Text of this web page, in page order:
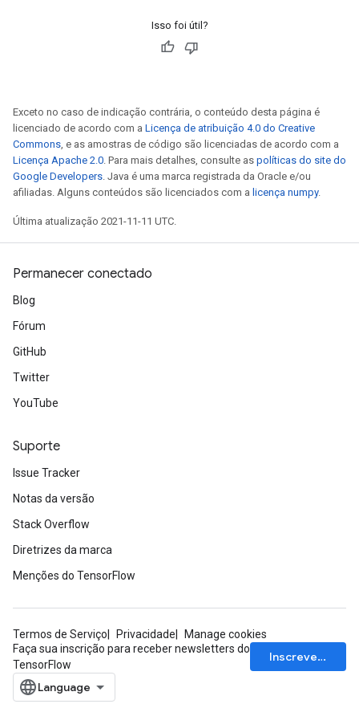
Isso foi útil?
Exceto no caso de indicação contrária, o conteúdo desta página é
licenciado de acordo com a Licença de atribuição 4.0 do Creative
Commons, e as amostras de código são licenciadas de acordo com a
Licença Apache 2.0. Para mais detalhes, consulte as políticas do site do
Google Developers. Java é uma marca registrada da Oracle e/ou
afiliadas. Alguns conteúdos são licenciados com a licença numpy.
Última atualização 2021-11-11 UTC.
Permanecer conectado
Blog
Fórum
GitHub
Twitter
YouTube
Suporte
Issue Tracker
Notas da versão
Stack Overflow
Diretrizes da marca
Menções do TensorFlow
Termos de Serviço Privacidade
Manage cookies
Faça sua inscrição para receber newsletters do
TensorFlow
Inscrever-se